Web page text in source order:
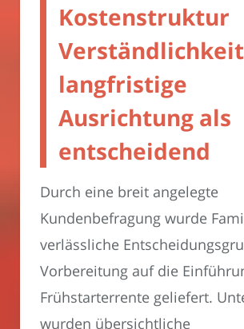
Kostenstruktur
langfristige
Ausrichtung als
entscheidend
Durch eine breit angelegte
Kundenbefragung wurde
verlässliche
Vorbereitung auf die
Frühstarterrente geliefert.
wurden übersichtliche